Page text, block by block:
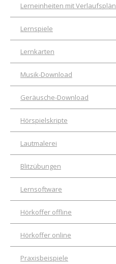
Lerneinheiten mit
Lernspiele
Lernkarten
Musik-Download
Geräusche-Download
Hörspielskripte
Lautmalerei
Blitzübungen
Lernsoftware
Hörkoffer offline
Hörkoffer online
Praxisbeispiele